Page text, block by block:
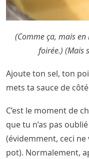
(Comme ça, mais en
foirée.) (Mais
Ajoute ton sel, ton
mets ta sauce de
C’est le moment de
que tu n’as pas
(évidemment, ceci
pot). Normalement,